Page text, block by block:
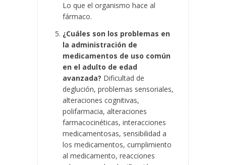
Lo que el organismo hace al
fármaco.
¿Cuáles son los problemas en
la administración de
medicamentos de uso común
en el adulto de edad
avanzada? Dificultad de
deglución, problemas sensoriales,
alteraciones cognitivas,
polifarmacia, alteraciones
farmacocinéticas, interacciones
medicamentosas, sensibilidad a
los medicamentos, cumplimiento
al medicamento, reacciones